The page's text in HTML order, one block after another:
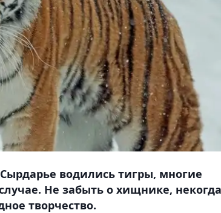
водились тигры, многие
Не забыть о хищнике, некогда
творчество.